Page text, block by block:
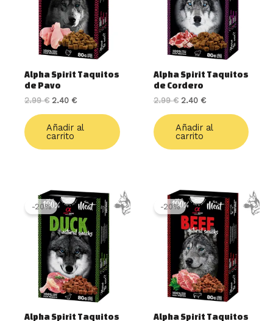
Alpha Spirit Taquitos
de Pavo
2.99€ 2.40 €
Añadir al
carrito
Alpha Spirit Taquitos
de Cordero
2.99€ 2.40 €
Añadir al
carrito
-20%
Alpha Spirit Taquitos
El
precio
original
era:
2.99 €.
El
precio
actual
es:
2.40 €.
-20%
Alpha Spirit Taquitos
El
precio
original
era:
2.99 €.
El
precio
actual
es:
2.40 €.